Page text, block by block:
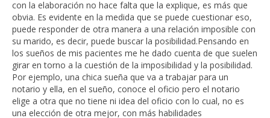
con la elaboración no hace falta que la explique, es más que
obvia. Es evidente en la medida que se puede cuestionar eso,
puede responder de otra manera a una relación imposible con
su marido, es decir, puede buscar la posibilidad.Pensando en
los sueños de mis pacientes me he dado cuenta de que suelen
girar en torno a la cuestión de la imposibilidad y la posibilidad.
Por ejemplo, una chica sueña que va a trabajar para un
notario y ella, en el sueño, conoce el oficio pero el notario
elige a otra que no tiene ni idea del oficio con lo cual, no es
una elección de otra mejor, con más habilidades